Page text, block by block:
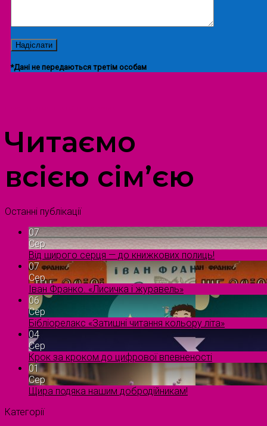
*Дані не передаються третім особам
Читаємо
всією сім’єю
Останні публікації
07
Сер
Від щирого серця — до книжкових полиць!
07
Сер
Іван Франко. «Лисичка і журавель»
06
Сер
Бібліорелакс «Затишні читання кольору літа»
04
Сер
Крок за кроком до цифрової впевненості
01
Сер
Щира подяка нашим добродійникам!
Категорії